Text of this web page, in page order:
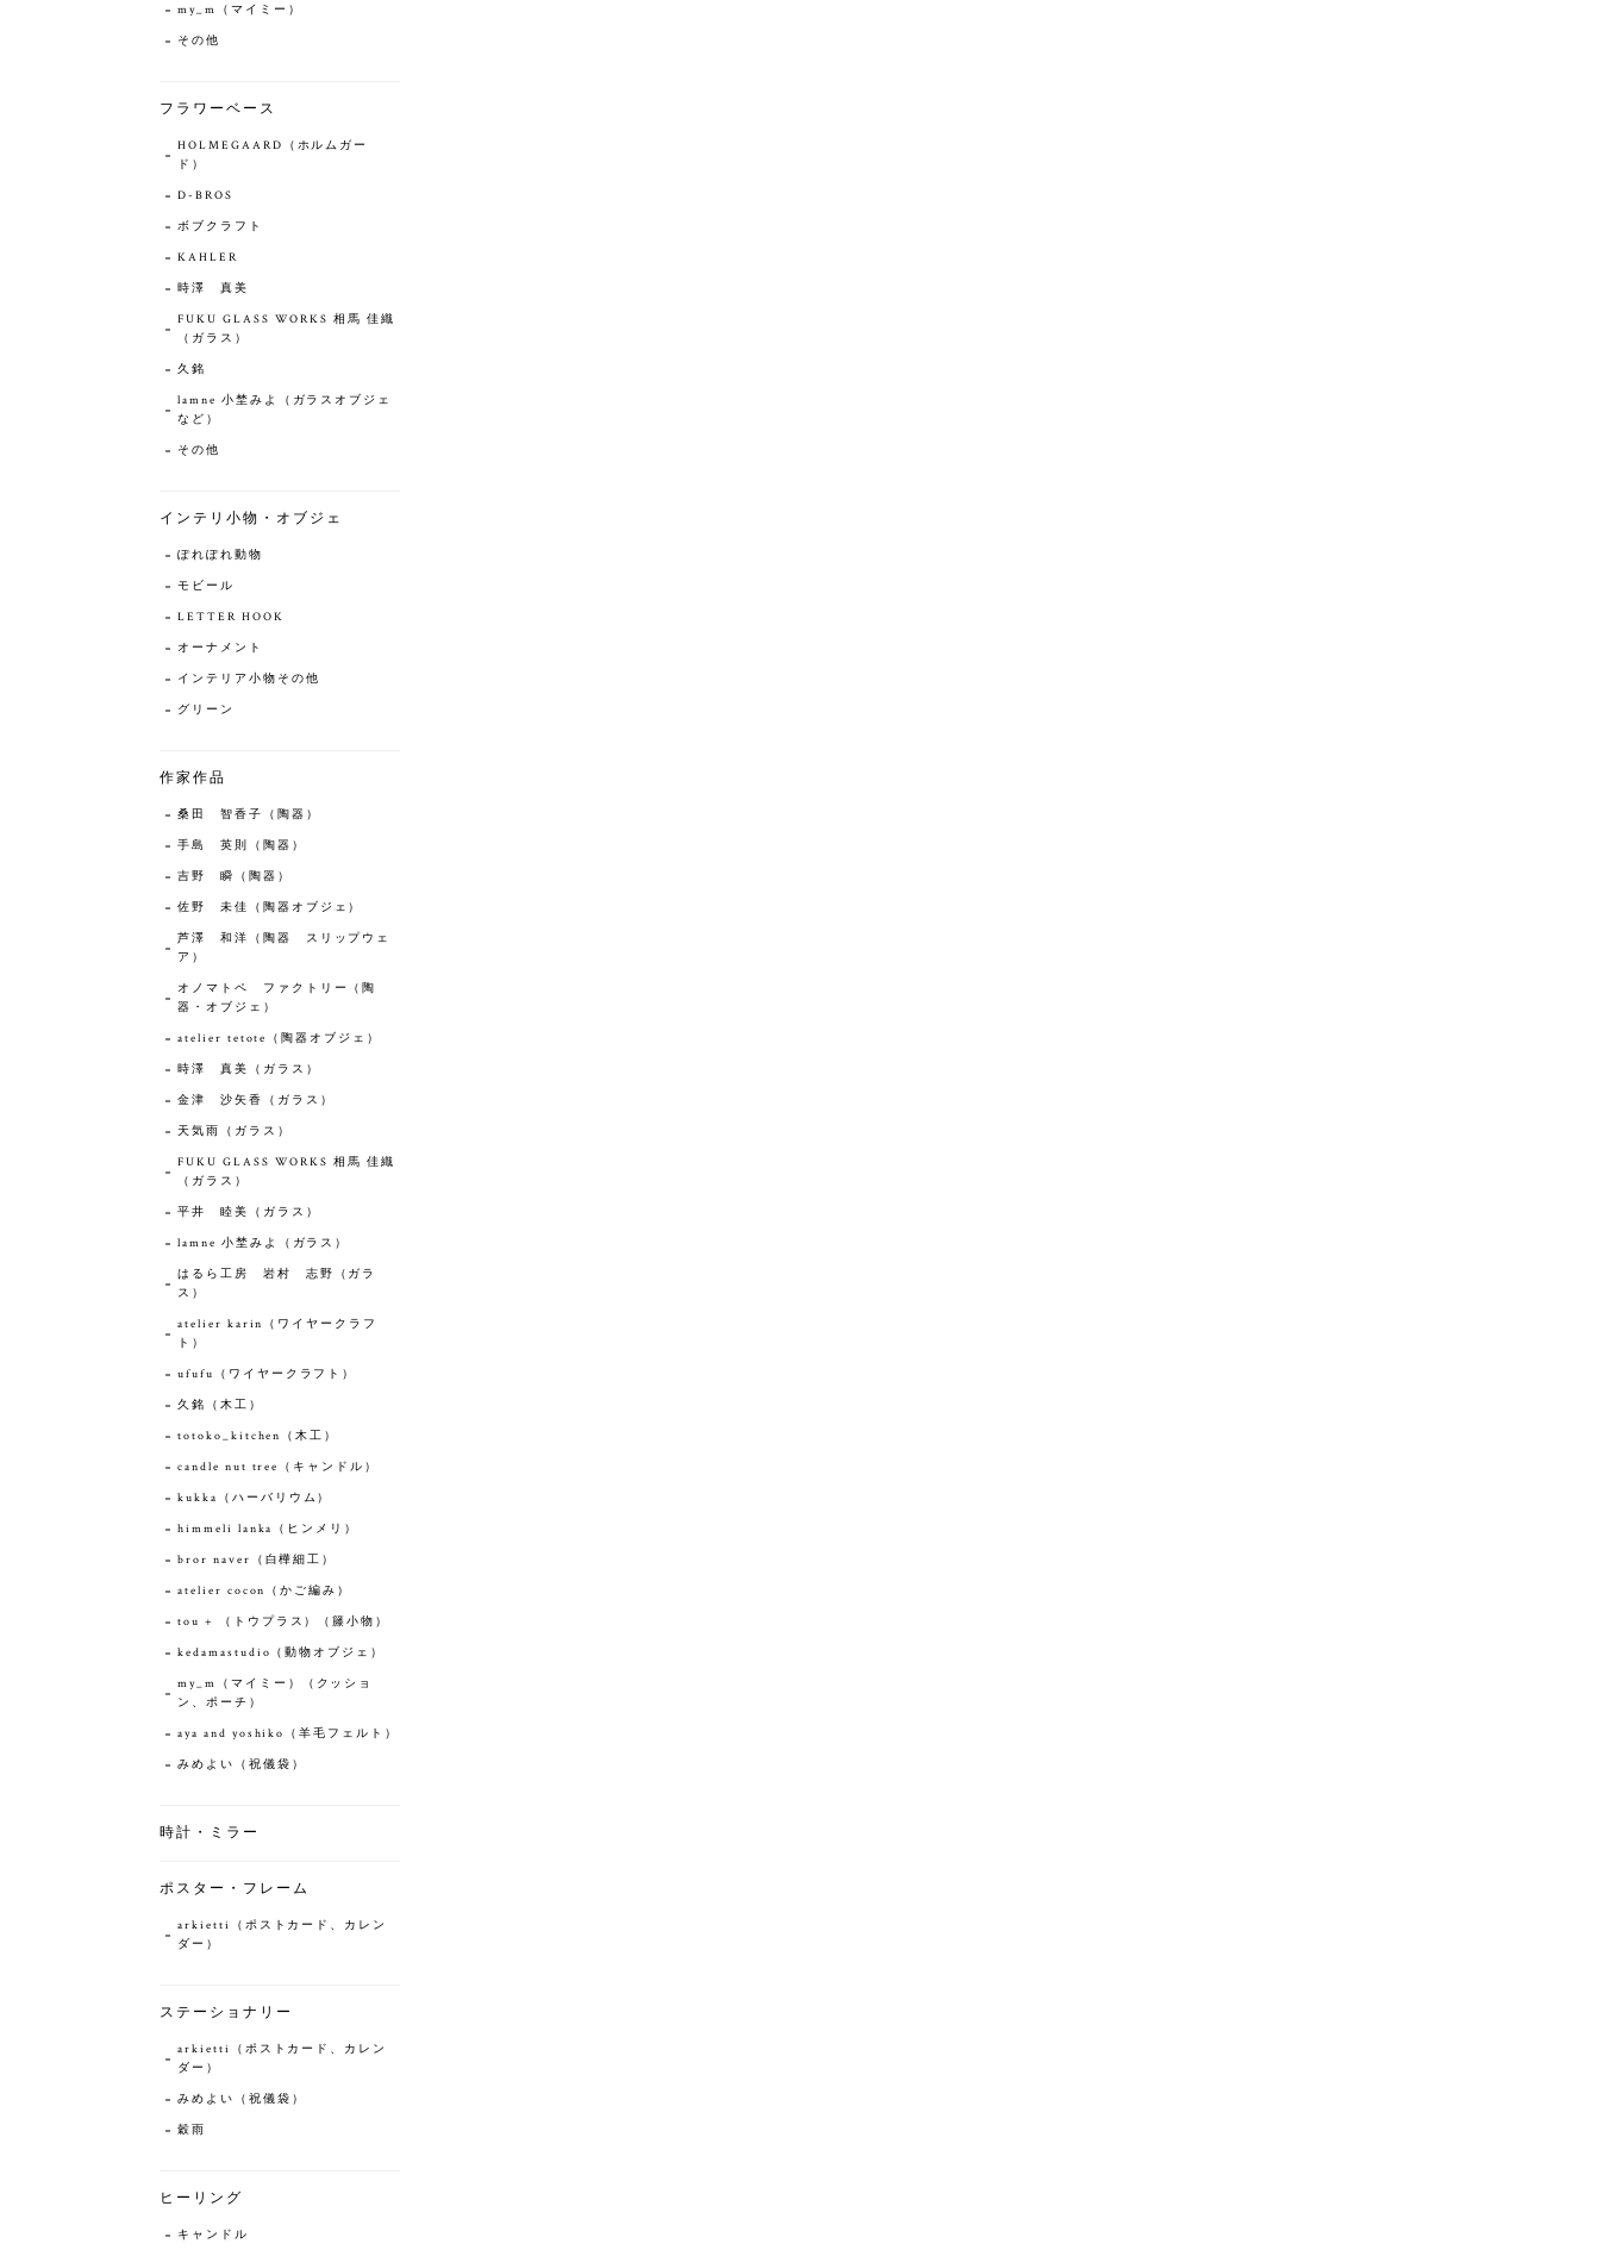
my_m（マイミー）
その他
フラワーベース
HOLMEGAARD（ホルムガー
ド）
D-BROS
ボブクラフト
KAHLER
時澤 真美
FUKU GLASS WORKS 相馬 佳織
（ガラス）
久銘
lamne 小埜みよ（ガラスオブジェ
など）
その他
インテリ小物・オブジェ
ぽれぽれ動物
モビール
LETTER HOOK
オーナメント
インテリア小物その他
グリーン
作家作品
桑田 智香子（陶器）
手島 英則（陶器）
吉野 瞬（陶器）
佐野 未佳（陶器オブジェ）
芦澤 和洋（陶器 スリップウェ
ア）
オノマトペ ファクトリー（陶
器・オブジェ）
atelier tetote（陶器オブジェ）
時澤 真美（ガラス）
金津 沙矢香（ガラス）
天気雨（ガラス）
FUKU GLASS WORKS 相馬 佳織
（ガラス）
平井 睦美（ガラス）
lamne 小埜みよ（ガラス）
はるら工房 岩村 志野（ガラ
ス）
atelier karin（ワイヤークラフ
ト）
ufufu（ワイヤークラフト）
久銘（木工）
totoko_kitchen（木工）
candle nut tree（キャンドル）
kukka（ハーバリウム）
himmeli lanka（ヒンメリ）
bror naver（白樺細工）
atelier cocon（かご編み）
tou + （トウプラス）（籐小物）
kedamastudio（動物オブジェ）
my_m（マイミー）（クッショ
ン、ポーチ）
aya and yoshiko（羊毛フェルト）
みめよい（祝儀袋）
時計・ミラー
ポスター・フレーム
arkietti（ポストカード、カレン
ダー）
ステーショナリー
arkietti（ポストカード、カレン
ダー）
みめよい（祝儀袋）
穀雨
ヒーリング
キャンドル